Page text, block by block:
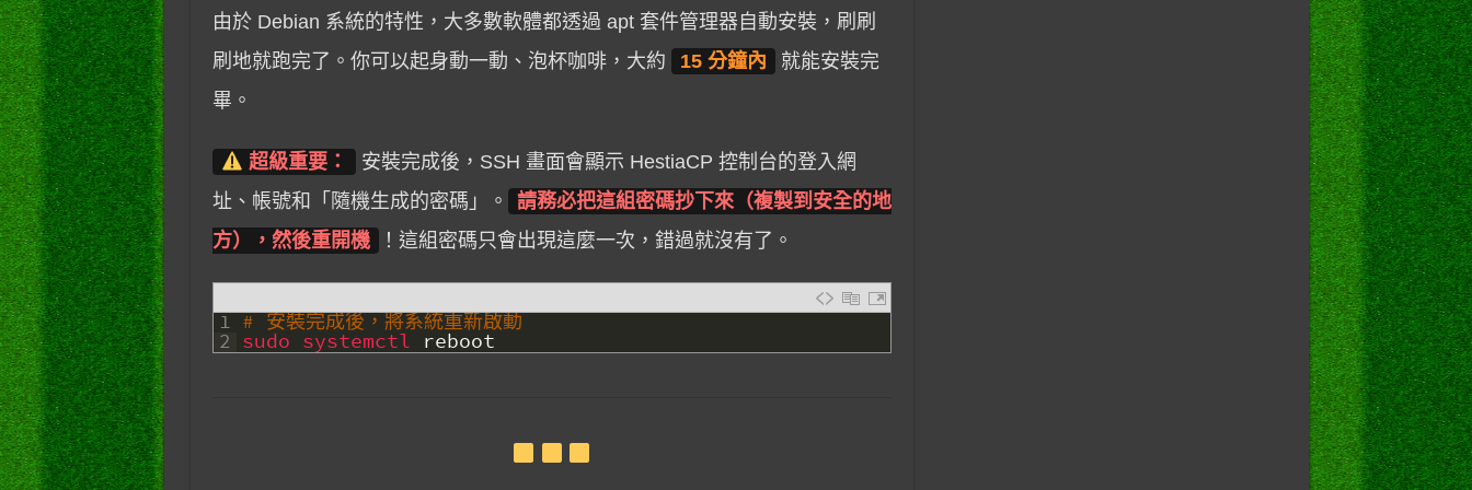
由於 Debian 系統的特性，大多數軟體都透過 apt 套件管理器自動安裝，刷刷
刷地就跑完了。你可以起身動一動、泡杯咖啡，大約
15 分鐘內
就能安裝完
畢。
超級重要：
安裝完成後，SSH 畫面會顯示 HestiaCP 控制台的登入網
址、帳號和「隨機生成的密碼」。
請務必把這組密碼抄下來（複製到安全的地
方），然後重開機
！這組密碼只會出現這麼一次，錯過就沒有了。
1
2
# 安裝完成後，將系統重新啟動
sudo systemctl reboot